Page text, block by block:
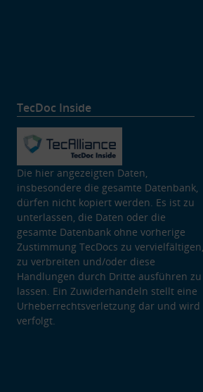
TecDoc Inside
Die hier angezeigten Daten,
insbesondere die gesamte Datenbank,
dürfen nicht kopiert werden. Es ist zu
unterlassen, die Daten oder die
gesamte Datenbank ohne vorherige
Zustimmung TecDocs zu vervielfältigen,
zu verbreiten und/oder diese
Handlungen durch Dritte ausführen zu
lassen. Ein Zuwiderhandeln stellt eine
Urheberrechtsverletzung dar und wird
verfolgt.